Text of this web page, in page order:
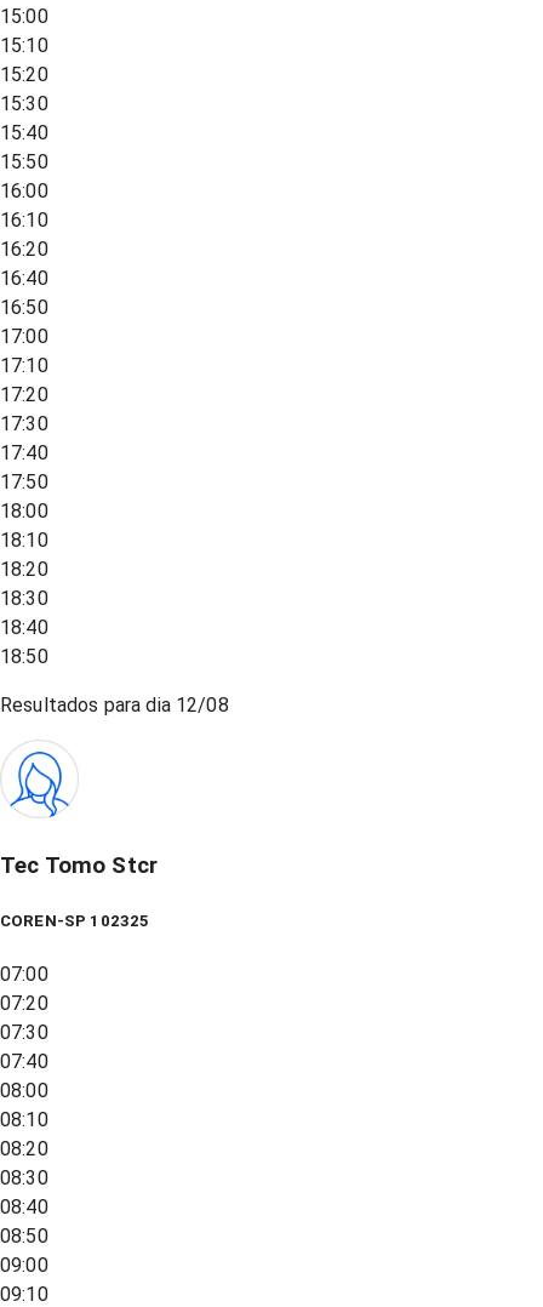
15:00
15:10
15:20
15:30
15:40
15:50
16:00
16:10
16:20
16:40
16:50
17:00
17:10
17:20
17:30
17:40
17:50
18:00
18:10
18:20
18:30
18:40
18:50
Resultados para dia 12/08
Tec Tomo Stcr
COREN-SP 102325
07:00
07:20
07:30
07:40
08:00
08:10
08:20
08:30
08:40
08:50
09:00
09:10